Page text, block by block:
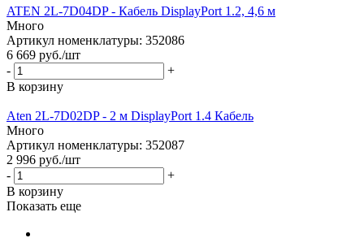
ATEN 2L-7D04DP - Кабель DisplayPort 1.2, 4,6 м
Много
Артикул номенклатуры: 352086
6 669 руб./шт
-
+
В корзину
Aten 2L-7D02DP - 2 м DisplayPort 1.4 Кабель
Много
Артикул номенклатуры: 352087
2 996 руб./шт
-
+
В корзину
Показать еще